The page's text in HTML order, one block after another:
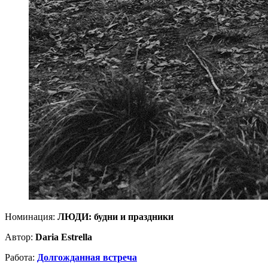
Номинация: ЛЮДИ: будни и праздники
Автор: Daria Estrella
Работа: Долгожданная встреча